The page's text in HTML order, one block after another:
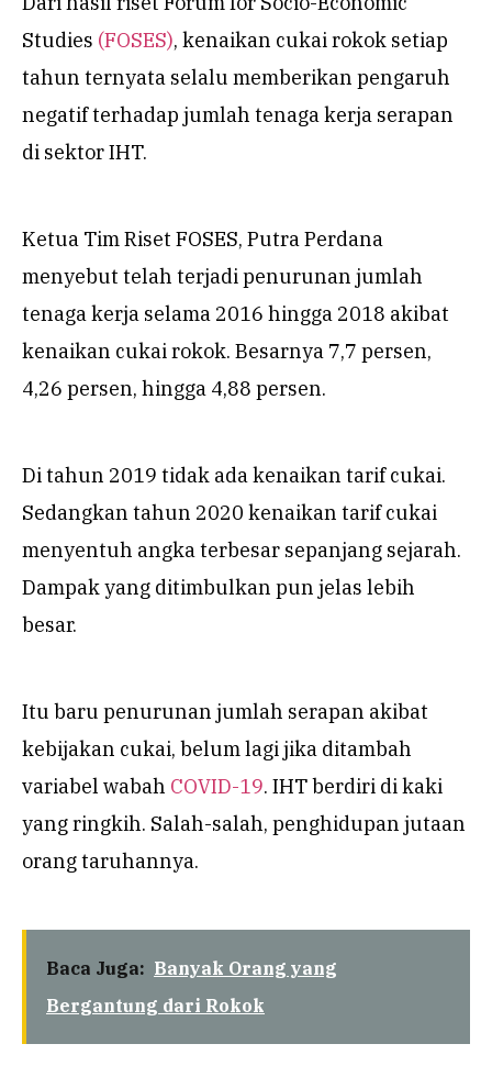
Studies (FOSES), kenaikan cukai rokok setiap
tahun ternyata selalu memberikan pengaruh
negatif terhadap jumlah tenaga kerja serapan
di sektor IHT.
Ketua Tim Riset FOSES, Putra Perdana
menyebut telah terjadi penurunan jumlah
tenaga kerja selama 2016 hingga 2018 akibat
kenaikan cukai rokok. Besarnya 7,7 persen,
4,26 persen, hingga 4,88 persen.
Di tahun 2019 tidak ada kenaikan tarif cukai.
Sedangkan tahun 2020 kenaikan tarif cukai
menyentuh angka terbesar sepanjang sejarah.
Dampak yang ditimbulkan pun jelas lebih
besar.
Itu baru penurunan jumlah serapan akibat
kebijakan cukai, belum lagi jika ditambah
variabel wabah COVID-19. IHT berdiri di kaki
yang ringkih. Salah-salah, penghidupan jutaan
orang taruhannya.
Baca Juga: Banyak Orang yang
Bergantung dari Rokok